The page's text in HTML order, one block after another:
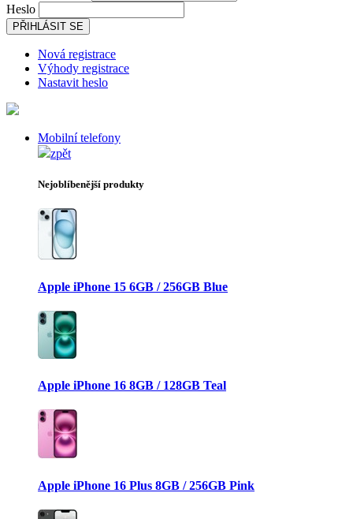
Heslo
PŘIHLÁSIT SE
Nová registrace
Výhody registrace
Nastavit heslo
Mobilní telefony
zpět
Nejoblíbenější produkty
Apple iPhone 15 6GB / 256GB Blue
Apple iPhone 16 8GB / 128GB Teal
Apple iPhone 16 Plus 8GB / 256GB Pink